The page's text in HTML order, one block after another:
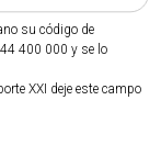
su código de
400 000 y se lo
XXI deje este campo